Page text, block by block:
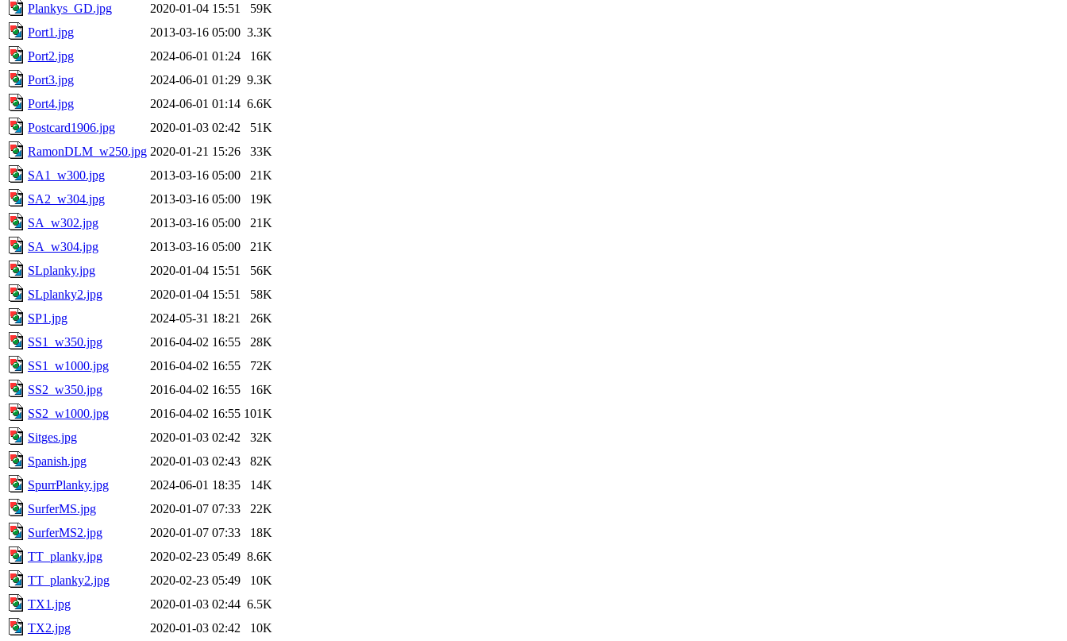
Plankys_GD.jpg
2020-01-04 15:51
59K
Port1.jpg
2013-03-16 05:00 3.3K
Port2.jpg
2024-06-01 01:24
16K
Port3.jpg
2024-06-01 01:29 9.3K
Port4.jpg
2024-06-01 01:14 6.6K
Postcard1906.jpg
2020-01-03 02:42
51K
RamonDLM_w250.jpg 2020-01-21 15:26
33K
SA1_w300.jpg
2013-03-16 05:00
21K
SA2_w304.jpg
2013-03-16 05:00
19K
SA_w302.jpg
2013-03-16 05:00
21K
SA_w304.jpg
2013-03-16 05:00
21K
SLplanky.jpg
2020-01-04 15:51
56K
SLplanky2.jpg
2020-01-04 15:51
58K
SP1.jpg
2024-05-31 18:21
26K
SS1_w350.jpg
2016-04-02 16:55
28K
SS1_w1000.jpg
2016-04-02 16:55
72K
SS2_w350.jpg
2016-04-02 16:55
16K
SS2_w1000.jpg
2016-04-02 16:55 101K
Sitges.jpg
2020-01-03 02:42
32K
Spanish.jpg
2020-01-03 02:43
82K
SpurrPlanky.jpg
2024-06-01 18:35
14K
SurferMS.jpg
2020-01-07 07:33
22K
SurferMS2.jpg
2020-01-07 07:33
18K
TT_planky.jpg
2020-02-23 05:49 8.6K
TT_planky2.jpg
2020-02-23 05:49
10K
TX1.jpg
2020-01-03 02:44 6.5K
TX2.jpg
2020-01-03 02:42 10K